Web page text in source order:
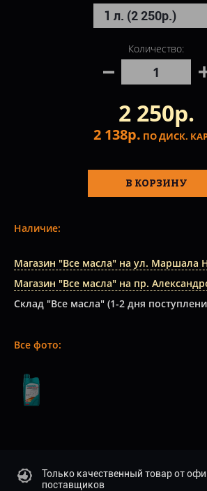
Количество:
2 250р.
2 138р. ПО ДИСК.
В КОРЗИНУ
Наличие:
Склад "Все масла" (1-2 дня
Все фото:
Только качественный товар от
поставщиков